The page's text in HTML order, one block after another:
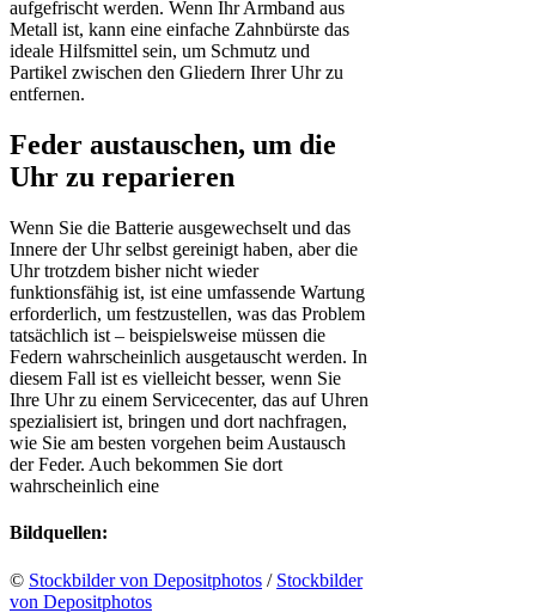
aufgefrischt werden. Wenn Ihr Armband aus
Metall ist, kann eine einfache Zahnbürste das
ideale Hilfsmittel sein, um Schmutz und
Partikel zwischen den Gliedern Ihrer Uhr zu
entfernen.
Feder austauschen, um die
Uhr zu reparieren
Wenn Sie die Batterie ausgewechselt und das
Innere der Uhr selbst gereinigt haben, aber die
Uhr trotzdem bisher nicht wieder
funktionsfähig ist, ist eine umfassende Wartung
erforderlich, um festzustellen, was das Problem
tatsächlich ist – beispielsweise müssen die
Federn wahrscheinlich ausgetauscht werden. In
diesem Fall ist es vielleicht besser, wenn Sie
Ihre Uhr zu einem Servicecenter, das auf Uhren
spezialisiert ist, bringen und dort nachfragen,
wie Sie am besten vorgehen beim Austausch
der Feder. Auch bekommen Sie dort
wahrscheinlich eine
Bildquellen:
© Stockbilder von Depositphotos / Stockbilder
von Depositphotos